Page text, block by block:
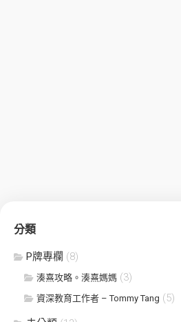
分類
P牌專欄 (8)
湊熹攻略。湊熹媽媽 (3)
資深教育工作者 – Tommy Tang (5)